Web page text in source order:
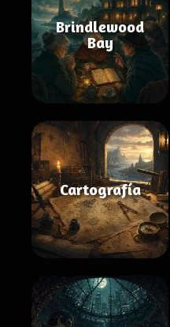
Brindlewood
Bay
Cartografía